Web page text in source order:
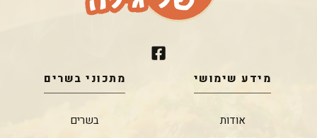
מידע שימושי
אודות
מתכוני בשרים
בשרים